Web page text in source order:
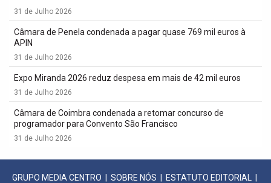
31 de Julho 2026
Câmara de Penela condenada a pagar quase 769 mil euros à
APIN
31 de Julho 2026
Expo Miranda 2026 reduz despesa em mais de 42 mil euros
31 de Julho 2026
Câmara de Coimbra condenada a retomar concurso de
programador para Convento São Francisco
31 de Julho 2026
GRUPO MEDIA CENTRO SOBRE NÓS ESTATUTO EDITORIAL